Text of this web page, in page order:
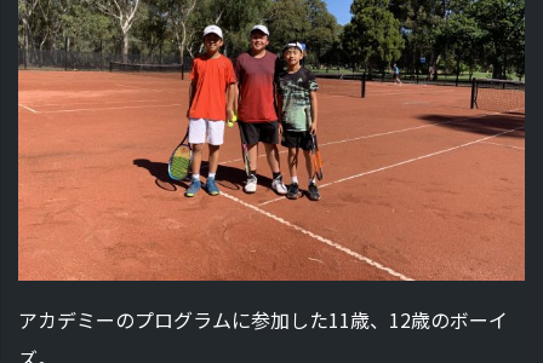
アカデミーのプログラムに参加した11歳、12歳のボーイ